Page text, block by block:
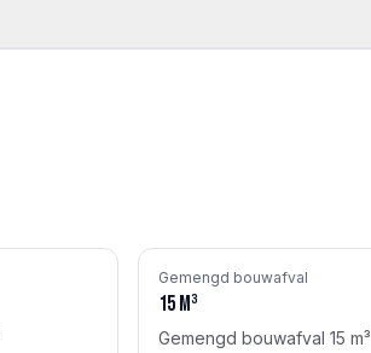
Gemengd bouwafval
15m³
Gemengd bouwafval 15 m³